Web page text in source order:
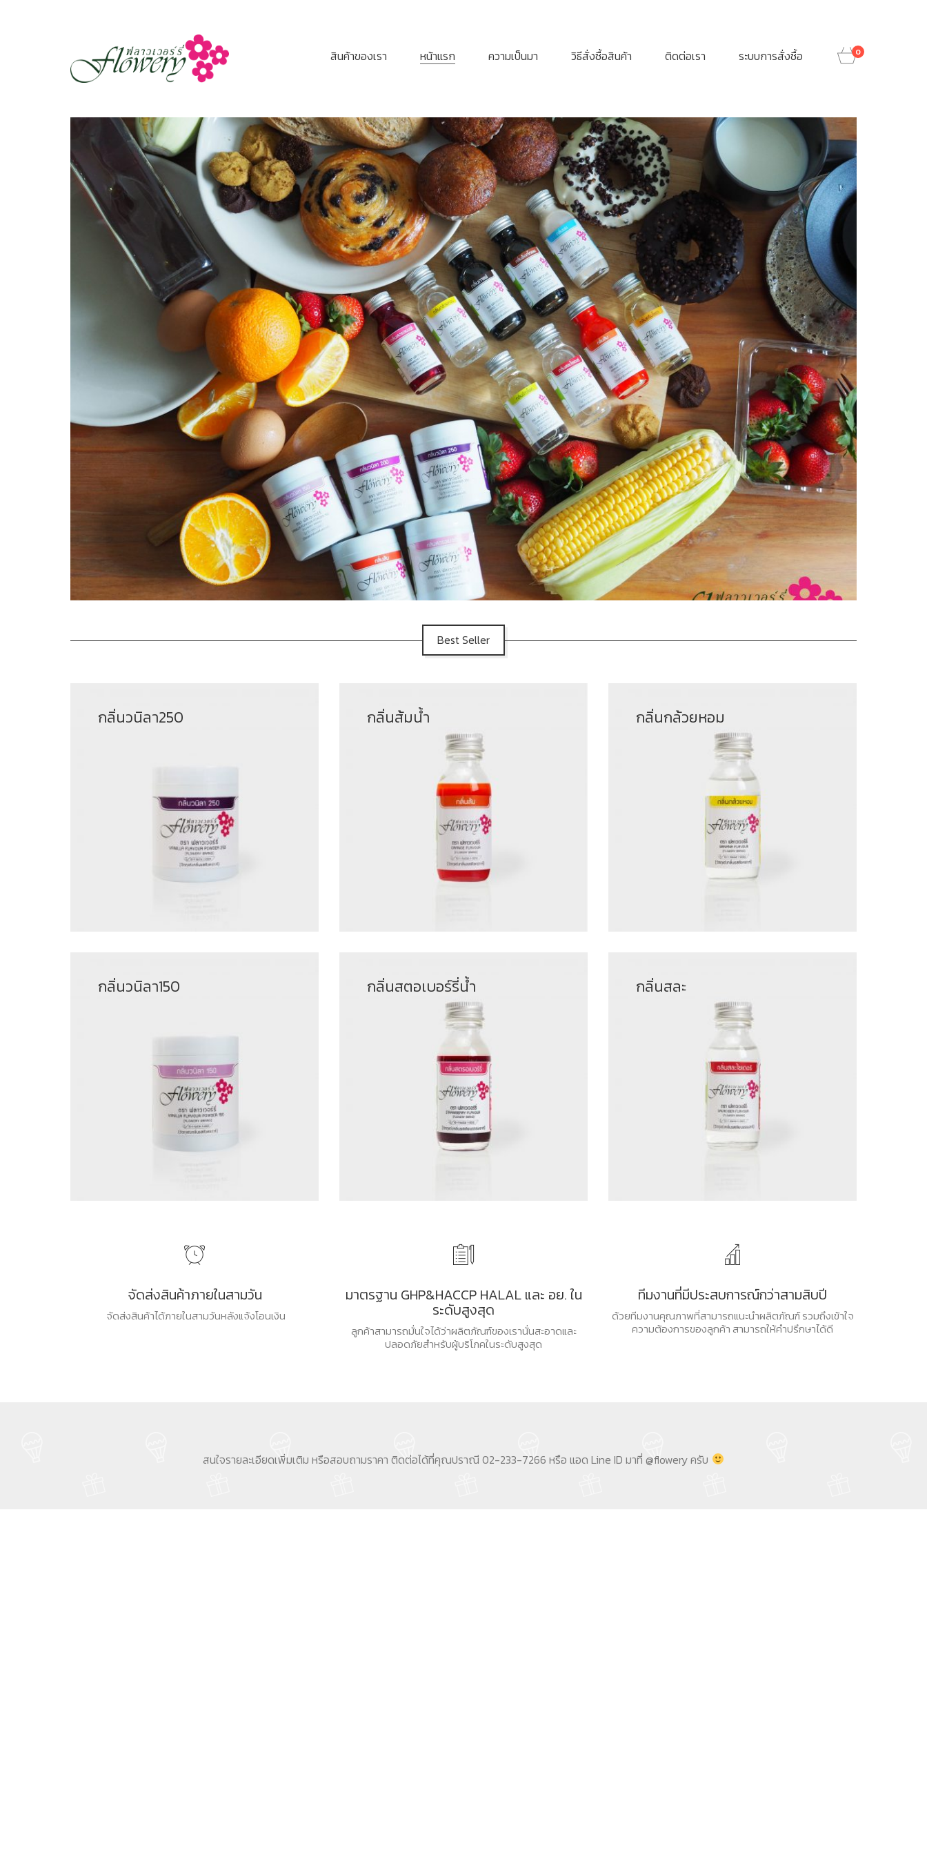
0
สินค้าของเรา หน้าแรก ความเป็นมา วิธีสั่งซื้อสินค้า ติดต่อเรา ระบบการสั่งซื้อ
Best Seller
กลิ่นวนิลา250 กลิ่นส้มน้ำ กลิ่นกล้วยหอม
กลิ่นวนิลา150 กลิ่นสตอเบอร์รี่น้ำ กลิ่นสละ
จัดส่งสินค้าภายในสามวัน
จัดส่งสินค้าได้ภายในสามวันหลังแจ้งโอนเงิน
มาตรฐาน GHP&HACCP HALAL และ อย. ใน
ระดับสูงสุด
ลูกค้าสามารถมั่นใจได้ว่าผลิตภัณฑ์ของเรานั่นสะอาดและ
ปลอดภัยสำหรับผู้บริโภคในระดับสูงสุด
ทีมงานที่มีประสบการณ์กว่าสามสิบปี
ด้วยทีมงานคุณภาพที่สามารถแนะนำผลิตภัณฑ์ รวมถึงเข้าใจ
ความต้องการของลูกค้า สามารถให้คำปรึกษาได้ดี
สนใจรายละเอียดเพิ่มเติม หรือสอบถามราคา ติดต่อได้ที่คุณปราณี 02-233-7266 หรือ แอด Line ID มาที่ @flowery ครับ